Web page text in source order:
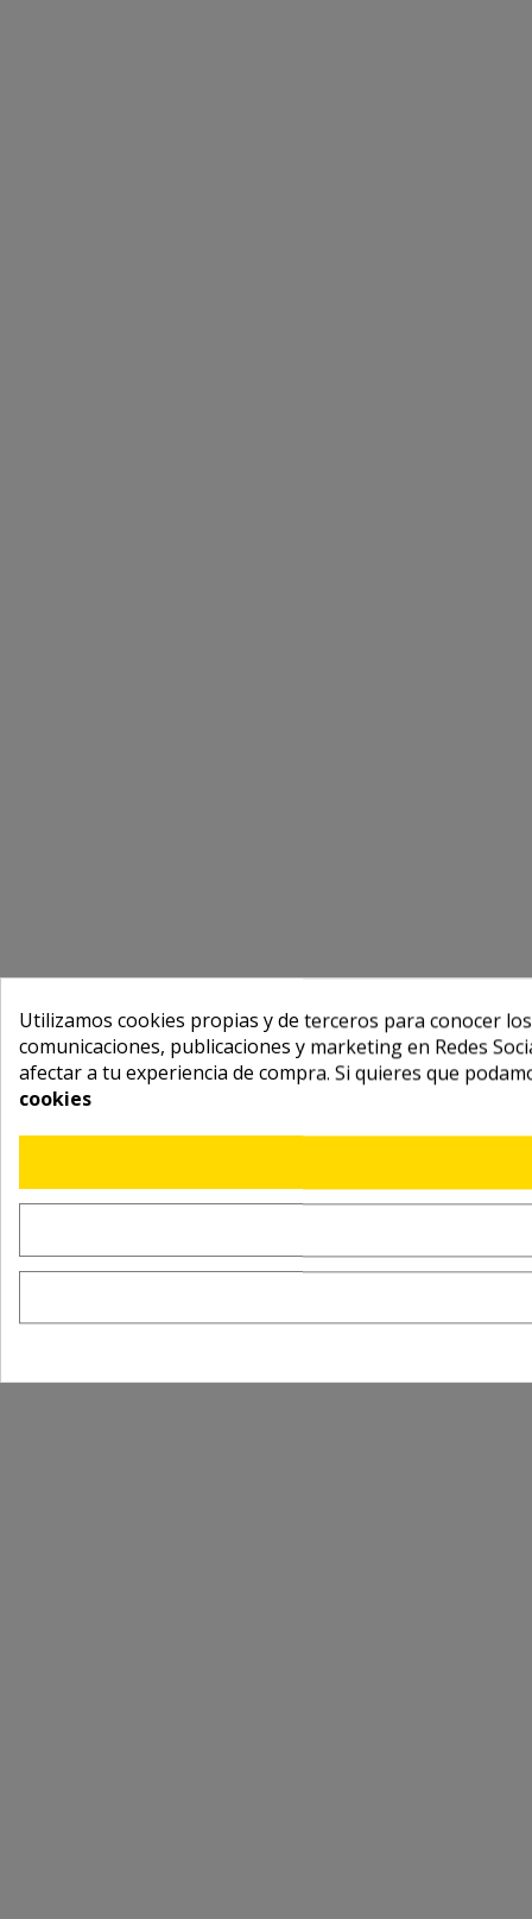
Utilizamos cookies propias y de terceros para conocer
comunicaciones, publicaciones y marketing en Redes
afectar a tu experiencia de compra. Si quieres que
cookies